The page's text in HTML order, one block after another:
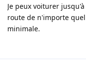
Je peux voiturer
route de n'importe
minimale.